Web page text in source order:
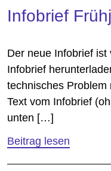
Infobrief
Der neue Infobrief
Infobrief
technisches Problem
Text vom Infobrief
unten […]
Beitrag lesen